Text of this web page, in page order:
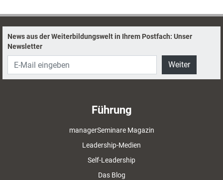
News aus der Weiterbildungswelt in Ihrem Postfach: Unser
Newsletter
Weiter
Führung
managerSeminare Magazin
Leadership-Medien
Self-Leadership
Das Blog